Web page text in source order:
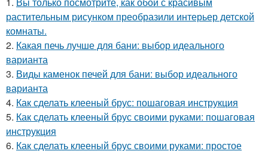
растительным рисунком преобразили интерьер детской
комнаты.
2. Какая печь лучше для бани: выбор идеального
варианта
3. Виды каменок печей для бани: выбор идеального
варианта
4. Как сделать клееный брус: пошаговая инструкция
5. Как сделать клееный брус своими руками: пошаговая
инструкция
6. Как сделать клееный брус своими руками: простое